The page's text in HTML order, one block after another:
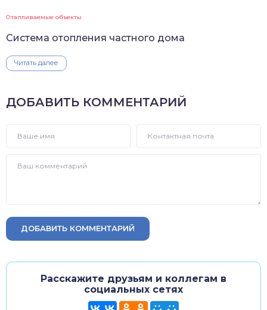
Отапливаемые объекты
Система отопления частного дома
Читать далее
ДОБАВИТЬ КОММЕНТАРИЙ
ДОБАВИТЬ КОММЕНТАРИЙ
Расскажите друзьям и коллегам в
социальных сетях